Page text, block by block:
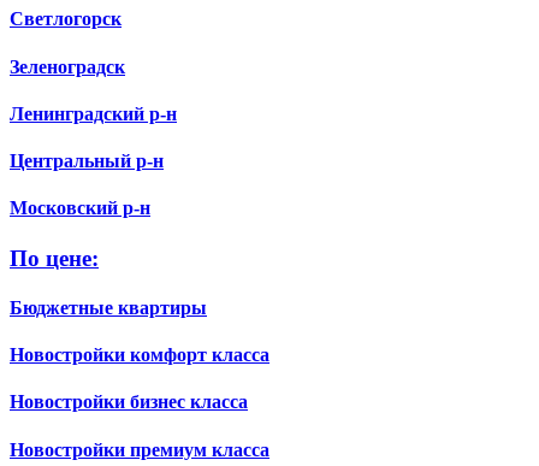
Светлогорск
Зеленоградск
Ленинградский р-н
Центральный р-н
Московский р-н
По цене:
Бюджетные квартиры
Новостройки комфорт класса
Новостройки бизнес класса
Новостройки премиум класса